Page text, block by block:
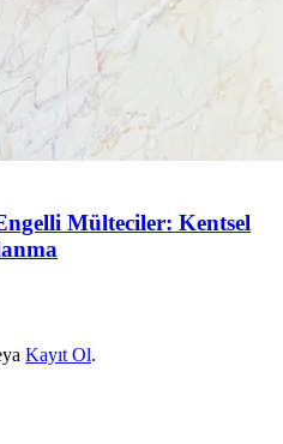
Mülteciler: Kentsel
Kayıt Ol.